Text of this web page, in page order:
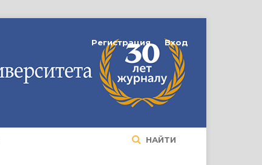
НАЙТИ
Регистрация Вход